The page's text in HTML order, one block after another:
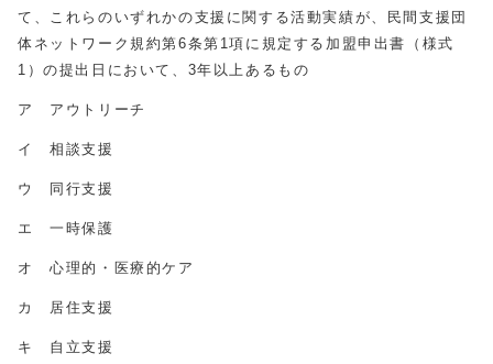
て、これらのいずれかの支援に関する活動実績が、民間支援団
体ネットワーク規約第6条第1項に規定する加盟申出書（様式
1）の提出日において、3年以上あるもの
ア アウトリーチ
イ 相談支援
ウ 同行支援
エ 一時保護
オ 心理的・医療的ケア
カ 居住支援
キ 自立支援